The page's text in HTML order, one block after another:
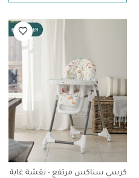
كرسي سناكس مرتفع - نقشة غابة